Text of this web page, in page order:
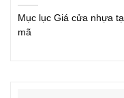
Mục lục Giá cửa nhựa
mã